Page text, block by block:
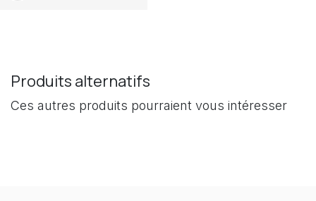
Produits alternatifs
Ces autres produits pourraient vous intéresser